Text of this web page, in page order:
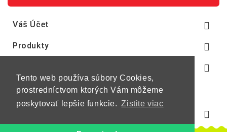
Tento web používa súbory Cookies,
prostredníctvom ktorých Vám môžeme
poskytovať lepšie funkcie. Zistite viac
Váš Účet 
Produkty 

